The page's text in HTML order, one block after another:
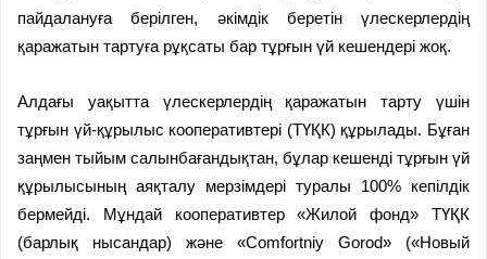
пайдалануға берілген, әкімдік беретін үлескерлердің
қаражатын тартуға рұқсаты бар тұрғын үй кешендері жоқ.
Алдағы уақытта үлескерлердің қаражатын тарту үшін
тұрғын үй-құрылыс кооперативтері (ТҮҚК) құрылады. Бұған
заңмен тыйым салынбағандықтан, бұлар кешенді тұрғын үй
құрылысының аяқталу мерзімдері туралы 100% кепілдік
бермейді. Мұндай кооперативтер «Жилой фонд» ТҮҚК
(барлық нысандар) және «Comfortniy Gorod» («Новый